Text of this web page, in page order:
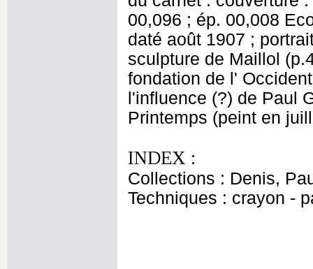
00,096 ; ép. 00,008
daté août 1907 ;
sculpture de Maillol
fondation de l'
l'influence (?) de Paul
Printemps (peint en
INDEX :
Collections : Denis,
Techniques : crayon -